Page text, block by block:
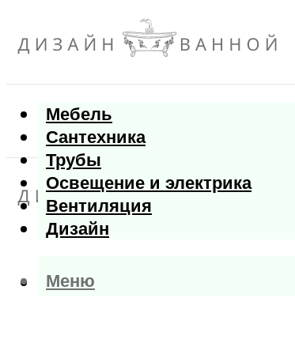
Мебель
Сантехника
Трубы
Освещение и электрика
Вентиляция
Дизайн
Меню
Меню